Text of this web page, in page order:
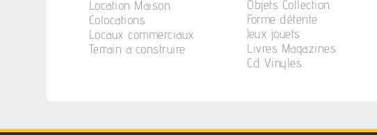
Location Maison
Colocations
Locaux commerciaux
Terrain a construire
Objets Collection
Forme détente
Jeux jouets
Livres Magazines
Cd Vinyles